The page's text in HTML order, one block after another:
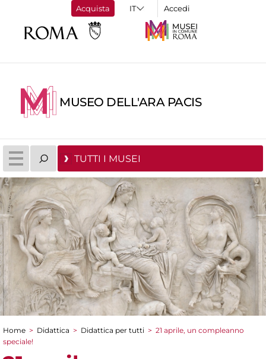
Acquista Accedi
MUSEO DELL'ARA PACIS
TUTTI I MUSEI
Tu sei qui
Home > Didattica > Didattica per tutti > 21 aprile, un compleanno
speciale!